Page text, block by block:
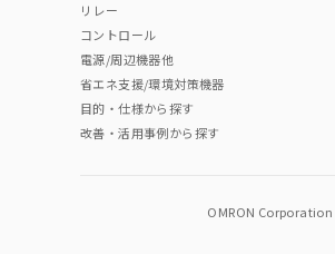
リレー
コントロール
電源/周辺機器他
省エネ支援/環境対策機器
目的・仕様から探す
改善・活用事例から探す
OMRON Corporation